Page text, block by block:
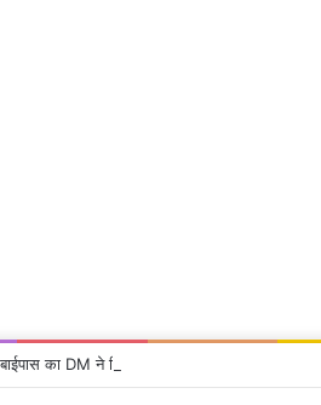
का DM ने किया निरीक्षण, दिए सख्त निर्देश